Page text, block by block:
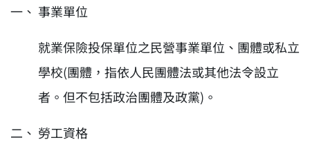
事業單位
就業保險投保單位之民營事業單位、團體或私立
學校(團體，指依人民團體法或其他法令設立
者。但不包括政治團體及政黨)。
勞工資格